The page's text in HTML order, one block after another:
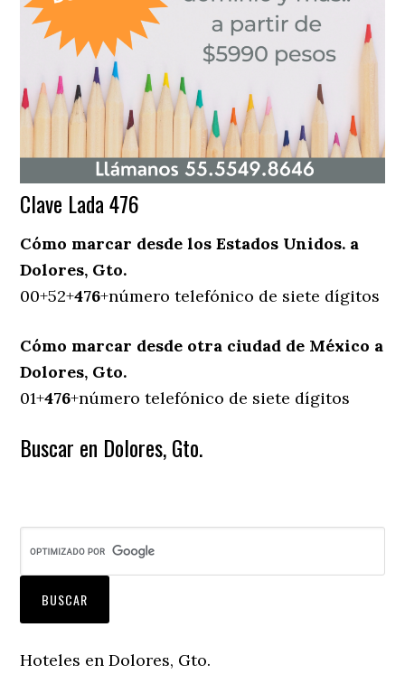
Clave Lada 476
Cómo marcar desde los Estados Unidos. a
Dolores, Gto.
00+52+476+número telefónico de siete dígitos
Cómo marcar desde otra ciudad de México a
Dolores, Gto.
01+476+número telefónico de siete dígitos
Buscar en Dolores, Gto.
Hoteles en Dolores, Gto.